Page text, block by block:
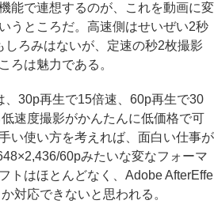
能で連想するのが、これを動画に変
うところだ。高速側はせいぜい2秒
ろみはないが、定速の秒2枚撮影
ろは魅力である。
30p再生で15倍速、60p再生で30
速度撮影がかんたんに低価格で可
い使い方を考えれば、面白い仕事が
60pみたいな変なフォーマ
トはほとんどなく、Adobe AfterEffe
対応できないと思われる。